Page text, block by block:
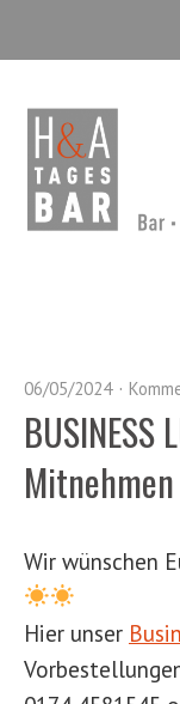
06/05/2024
BUSINESS
Mitnehmen
Wir wünschen
Hier unser